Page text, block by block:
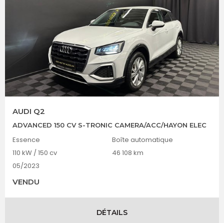
AUDI Q2
ADVANCED 150 CV S-TRONIC CAMERA/ACC/HAYON ELEC
Essence
Boîte automatique
110 kW / 150 cv
46 108 km
05/2023
VENDU
DÉTAILS